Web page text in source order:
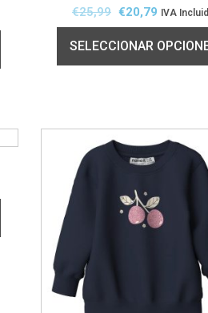
€25,99 €20,79 IVA
SELECCIONAR